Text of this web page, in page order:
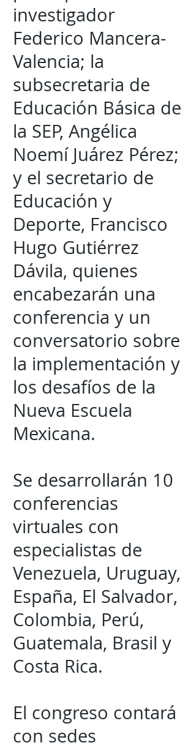
investigador
Federico Mancera-
Valencia; la
subsecretaria de
Educación Básica de
la SEP, Angélica
Noemí Juárez Pérez;
y el secretario de
Educación y
Deporte, Francisco
Hugo Gutiérrez
Dávila, quienes
encabezarán una
conferencia y un
conversatorio sobre
la implementación y
los desafíos de la
Nueva Escuela
Mexicana.
Se desarrollarán 10
conferencias
virtuales con
especialistas de
Venezuela, Uruguay,
España, El Salvador,
Colombia, Perú,
Guatemala, Brasil y
Costa Rica.
El congreso contará
con sedes